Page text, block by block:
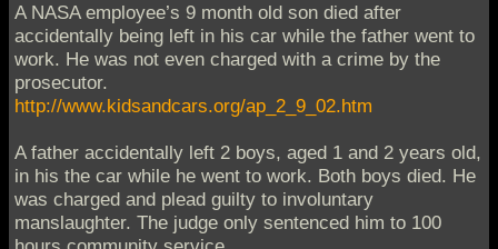
A NASA employee’s 9 month old son died after
accidentally being left in his car while the father went to
work. He was not even charged with a crime by the
prosecutor.
http://www.kidsandcars.org/ap_2_9_02.htm
A father accidentally left 2 boys, aged 1 and 2 years old,
in his the car while he went to work. Both boys died. He
was charged and plead guilty to involuntary
manslaughter. The judge only sentenced him to 100